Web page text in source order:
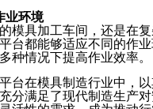
业环境
模具加工车间，还是在复
台都能够适应不同的作
种情况下提高作业效率。
台在模具制造行业中，
分满足了现代制造生产